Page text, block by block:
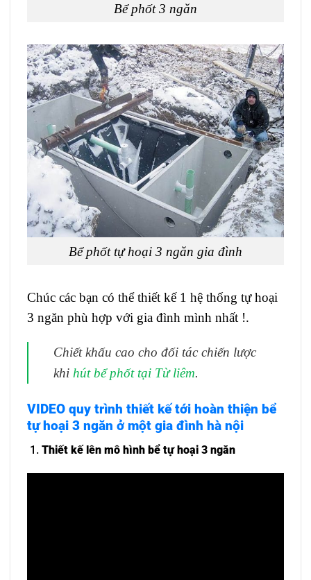
Bể phốt 3 ngăn
Bể phốt tự hoại 3 ngăn gia đình
Chúc các bạn có thể thiết kế 1 hệ thống tự hoại
3 ngăn phù hợp với gia đình mình nhất !.
Chiết khấu cao cho đối tác chiến lược
khi hút bể phốt tại Từ liêm.
VIDEO quy trình thiết kế tới hoàn thiện bể
tự hoại 3 ngăn ở một gia đình hà nội
Thiết kế lên mô hình bể tự hoại 3 ngăn